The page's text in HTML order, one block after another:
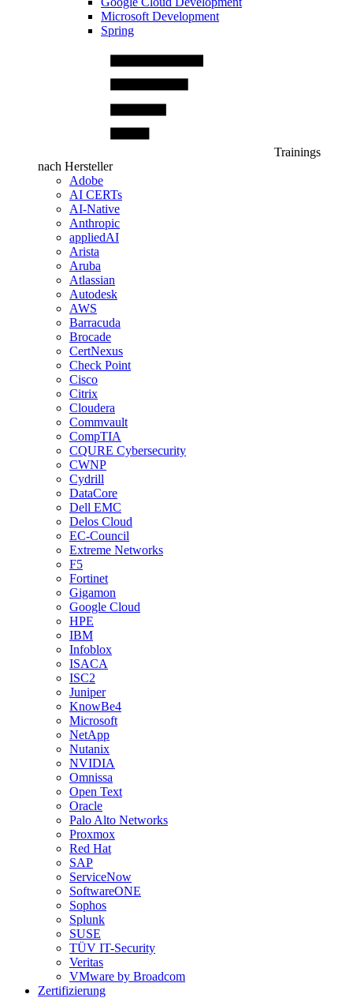
Microsoft Development
Spring
Trainings
nach Hersteller
Adobe
AI CERTs
AI-Native
Anthropic
appliedAI
Arista
Aruba
Atlassian
Autodesk
AWS
Barracuda
Brocade
CertNexus
Check Point
Cisco
Citrix
Cloudera
Commvault
CompTIA
CQURE Cybersecurity
CWNP
Cydrill
DataCore
Dell EMC
Delos Cloud
EC-Council
Extreme Networks
F5
Fortinet
Gigamon
Google Cloud
HPE
IBM
Infoblox
ISACA
ISC2
Juniper
KnowBe4
Microsoft
NetApp
Nutanix
NVIDIA
Omnissa
Open Text
Oracle
Palo Alto Networks
Proxmox
Red Hat
SAP
ServiceNow
SoftwareONE
Sophos
Splunk
SUSE
TÜV IT-Security
Veritas
VMware by Broadcom
Zertifizierung